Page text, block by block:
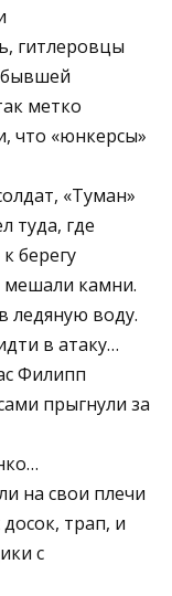
гитлеровцы
бывшей
метко
что «юнкерсы»
«Туман»
туда, где
берегу
мешали камни.
ледяную воду.
в атаку…
Филипп
прыгнули за
на свои плечи
трап, и
с